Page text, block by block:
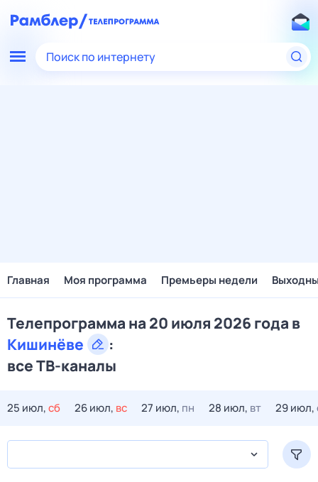
Поиск по интернету
Главная Моя программа Премьеры недели
Телепрограмма на 20 июля 2026 года в
Кишинёве
:
все ТВ-каналы
25 июл,сб 26 июл, вс 27 июл, пн 28 июл, вт 29 июл,